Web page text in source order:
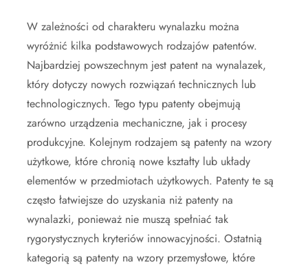
W zależności od charakteru wynalazku można
wyróżnić kilka podstawowych rodzajów patentów.
Najbardziej powszechnym jest patent na wynalazek,
który dotyczy nowych rozwiązań technicznych lub
technologicznych. Tego typu patenty obejmują
zarówno urządzenia mechaniczne, jak i procesy
produkcyjne. Kolejnym rodzajem są patenty na wzory
użytkowe, które chronią nowe kształty lub układy
elementów w przedmiotach użytkowych. Patenty te są
często łatwiejsze do uzyskania niż patenty na
wynalazki, ponieważ nie muszą spełniać tak
rygorystycznych kryteriów innowacyjności. Ostatnią
kategorią są patenty na wzory przemysłowe, które